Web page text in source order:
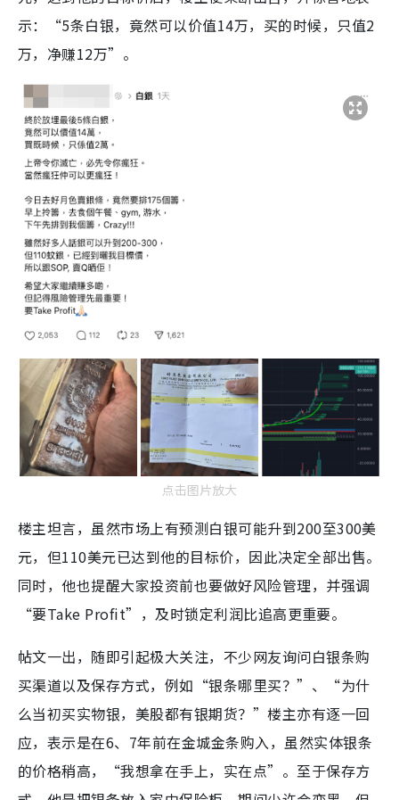
示：“5条白银，竟然可以价值14万，买的时候，只值2
万，净赚12万”。
点击图片放大
楼主坦言，虽然市场上有预测白银可能升到200至300美
元，但110美元已达到他的目标价，因此决定全部出售。
同时，他也提醒大家投资前也要做好风险管理，并强调
“要Take Profit”，及时锁定利润比追高更重要。
帖文一出，随即引起极大关注，不少网友询问白银条购
买渠道以及保存方式，例如“银条哪里买？”、“为什
么当初买实物银，美股都有银期货？”楼主亦有逐一回
应，表示是在6、7年前在金城金条购入，虽然实体银条
的价格稍高，“我想拿在手上，实在点”。至于保存方